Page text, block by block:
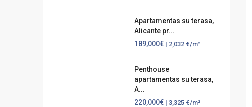
Apartamentas su terasa,
Alicante pr...
189,000€ | 2,032 €/m²
Penthouse
apartamentas su terasa,
A...
220,000€ | 3,325 €/m²